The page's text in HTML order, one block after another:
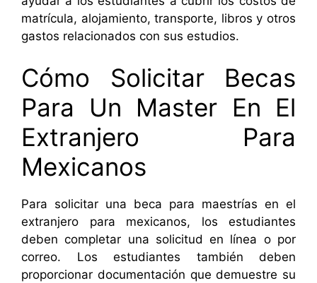
matrícula, alojamiento, transporte, libros y otros
gastos relacionados con sus estudios.
Cómo Solicitar Becas
Para Un Master En El
Extranjero Para
Mexicanos
Para solicitar una beca para maestrías en el
extranjero para mexicanos, los estudiantes
deben completar una solicitud en línea o por
correo. Los estudiantes también deben
proporcionar documentación que demuestre su